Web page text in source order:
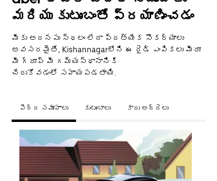
మరియు కుటుంబంతో ప్రయాణించడం
మీకు అదనపు స్థలం లేదా ప్రత్యేక సౌకర్యాలు
అవసరమైతే, Kishannagarలోని ఈ రైడ్ ఎంపికలు మీరూ
మీ గ్రూప్ మీ గమ్యస్థానానికి
చేరుకోవడంలో సహాయపడతాయి.
పెద్ద సమూహాలు కుటుంబాలు కారు అద్దెలు